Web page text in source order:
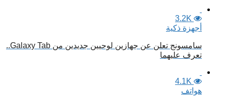
3.2K
أجهزة ذكية
سامسونج تعلن عن جهازين لوحيين جديدين من Galaxy Tab..
تعرف عليهما
4.1K
هواتف